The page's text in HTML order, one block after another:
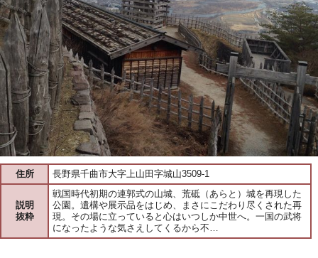
住所 長野県千曲市大字上山田字城山3509-1
説明
抜粋
戦国時代初期の連郭式の山城、荒砥（あらと）城を再現した
公園。遺構や展示品をはじめ、まさにこだわり尽くされた再
現。その場に立っていると心はいつしか中世へ。一国の武将
になったような気さえしてくるから不…